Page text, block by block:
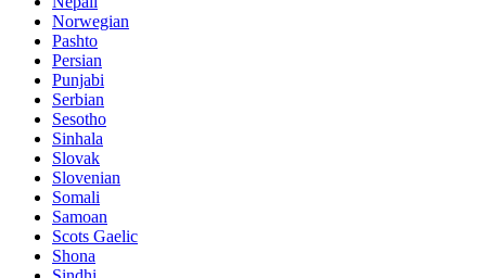
Norwegian
Pashto
Persian
Punjabi
Serbian
Sesotho
Sinhala
Slovak
Slovenian
Somali
Samoan
Scots Gaelic
Shona